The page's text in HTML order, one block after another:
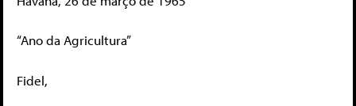
“Ano da Agricultura”
Fidel,